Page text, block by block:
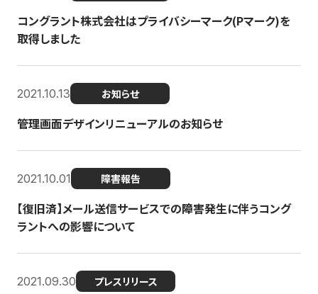
コングラント株式会社はプライバシーマーク(Pマーク)を
取得しました
2021.10.13 お知らせ
管理画面デザインリニューアルのお知らせ
2021.10.01 障害報告
【復旧済】メール送信サービスでの障害発生に伴うコング
ラントへの影響について
2021.09.30 プレスリリース